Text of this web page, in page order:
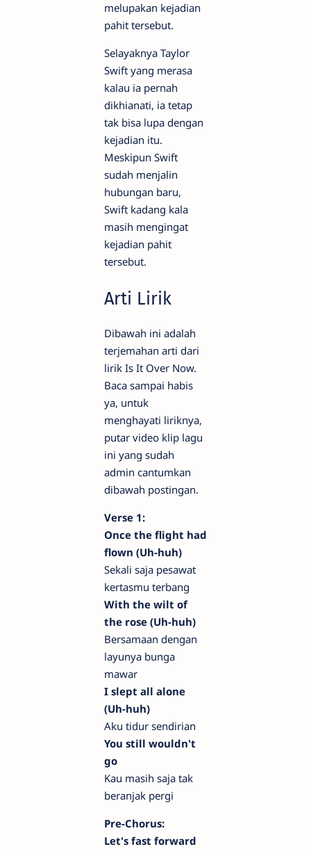
melupakan kejadian
pahit tersebut.
Selayaknya Taylor
Swift yang merasa
kalau ia pernah
dikhianati, ia tetap
tak bisa lupa dengan
kejadian itu.
Meskipun Swift
sudah menjalin
hubungan baru,
Swift kadang kala
masih mengingat
kejadian pahit
tersebut.
Arti Lirik
Dibawah ini adalah
terjemahan arti dari
lirik Is It Over Now.
Baca sampai habis
ya, untuk
menghayati liriknya,
putar video klip lagu
ini yang sudah
admin cantumkan
dibawah postingan.
Verse 1:
Once the flight had
flown (Uh-huh)
Sekali saja pesawat
kertasmu terbang
With the wilt of
the rose (Uh-huh)
Bersamaan dengan
layunya bunga
mawar
I slept all alone
(Uh-huh)
Aku tidur sendirian
You still wouldn't
go
Kau masih saja tak
beranjak pergi
Pre-Chorus:
Let's fast forward